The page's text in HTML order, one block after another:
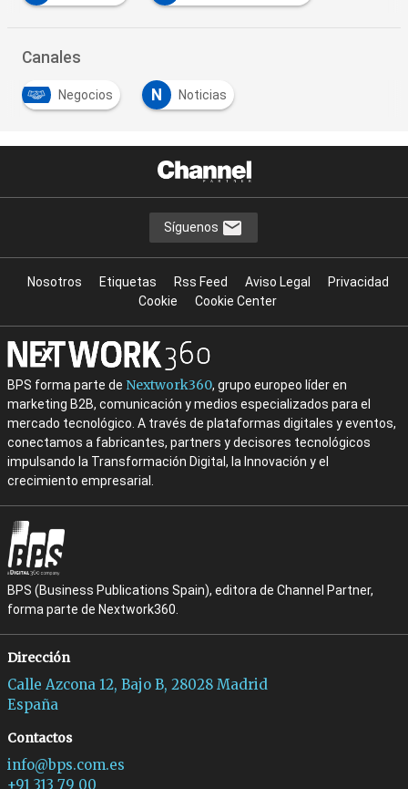
Canales
Negocios N Noticias
Síguenos
Nosotros Etiquetas Rss Feed Aviso Legal
Privacidad
Cookie
Cookie Center
BPS forma parte de Nextwork360, grupo europeo líder en
marketing B2B, comunicación y medios especializados para el
mercado tecnológico. A través de plataformas digitales y eventos,
conectamos a fabricantes, partners y decisores tecnológicos
impulsando la Transformación Digital, la Innovación y el
crecimiento empresarial.
BPS (Business Publications Spain), editora de Channel Partner,
forma parte de Nextwork360.
Dirección
Calle Azcona 12, Bajo B, 28028 Madrid
España
Contactos
info@bps.com.es
+91 313 79 00